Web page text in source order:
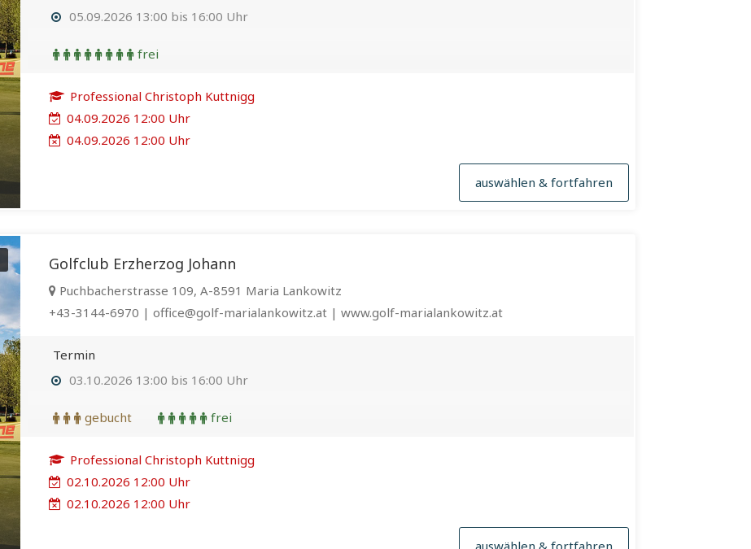
05.09.2026 13:00 bis 16:00 Uhr
frei
Professional Christoph Kuttnigg
04.09.2026 12:00 Uhr
04.09.2026 12:00 Uhr
auswählen & fortfahren
Golfclub Erzherzog Johann
Puchbacherstrasse 109, A-8591 Maria Lankowitz
+43-3144-6970 | office@golf-marialankowitz.at | www.golf-marialankowitz.at
Termin
03.10.2026 13:00 bis 16:00 Uhr
gebucht frei
Professional Christoph Kuttnigg
02.10.2026 12:00 Uhr
02.10.2026 12:00 Uhr
auswählen & fortfahren